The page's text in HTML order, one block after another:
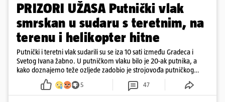
PRIZORI UŽASA Putnički vlak
smrskan u sudaru s teretnim, na
terenu i helikopter hitne
Putnički i teretni vlak sudarili su se iza 10 sati između Gradeca i
Svetog Ivana žabno. U putničkom vlaku bilo je 20-ak putnika, a
kako doznajemo teže ozljede zadobio je strojovođa putničkog
vlaka. Zatvoren je promet, a fotoreporteri Prigorskog objavili su
prve snimke s mjesta sudara
5 47